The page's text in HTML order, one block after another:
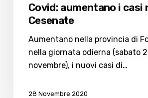
Covid: aumentano i casi
Cesenate
Aumentano nella provincia di
nella giornata odierna (sabato
novembre), i nuovi casi di…
28 Novembre 2020